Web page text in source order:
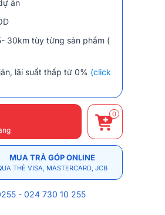
án
30km tùy từng sản phẩm (
lãi suất thấp từ 0% (click
0
MUA TRẢ GÓP ONLINE
THẺ VISA, MASTERCARD, JCB
- 024 730 10 255